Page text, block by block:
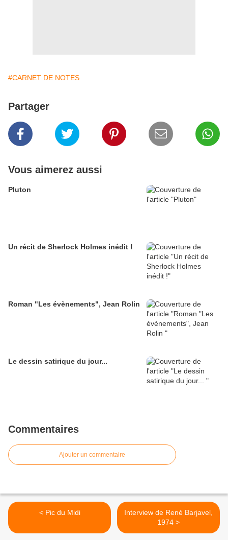
#CARNET DE NOTES
Partager
Vous aimerez aussi
Pluton
Un récit de Sherlock Holmes inédit !
Roman "Les évènements", Jean Rolin
Le dessin satirique du jour...
Commentaires
Ajouter un commentaire
< Pic du Midi
Interview de René Barjavel,
1974 >